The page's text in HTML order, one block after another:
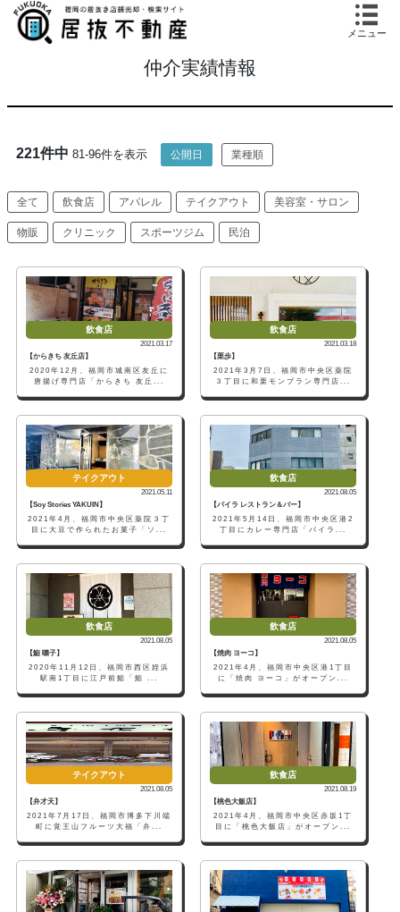
メニュー
仲介実績情報
221件中 81-96件を表示 公開日 業種順
全て 飲食店 アパレル テイクアウト 美容室・サロン
物販 クリニック スポーツジム 民泊
飲食店
2021.03.17
【からきち 友丘店】
2020年12月、福岡市城南区友丘に
唐揚げ専門店「からきち 友丘...
飲食店
2021.03.18
【栗歩】
2021年3月7日、福岡市中央区薬院
３丁目に和栗モンブラン専門店...
テイクアウト
2021.05.11
【Soy Stories YAKUIN】
2021年4月、福岡市中央区薬院３丁
目に大豆で作られたお菓子「ソ...
飲食店
2021.08.05
【パイラ レストラン＆バー】
2021年5月14日、福岡市中央区港2
丁目にカレー専門店「パイラ...
飲食店
2021.08.05
【鮨 囃子】
2020年11月12日、福岡市西区姪浜
駅南1丁目に江戸前鮨「鮨 ...
飲食店
2021.08.05
【焼肉 ヨーコ】
2021年4月、福岡市中央区港1丁目
に「焼肉 ヨーコ」がオープン...
テイクアウト
2021.08.05
【弁才天】
2021年7月17日、福岡市博多下川端
町に覚王山フルーツ大福「弁...
飲食店
2021.08.19
【桃色大飯店】
2021年4月、福岡市中央区赤坂1丁
目に「桃色大飯店」がオープン...